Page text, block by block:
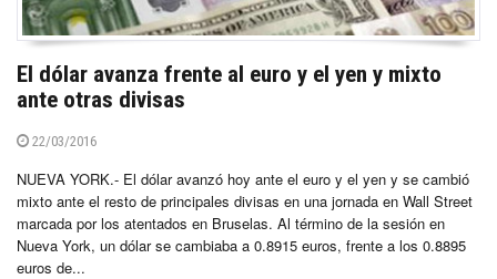
El dólar avanza frente al euro y el yen y mixto
ante otras divisas
22/03/2016
NUEVA YORK.- El dólar avanzó hoy ante el euro y el yen y se cambió
mixto ante el resto de principales divisas en una jornada en Wall Street
marcada por los atentados en Bruselas. Al término de la sesión en
Nueva York, un dólar se cambiaba a 0.8915 euros, frente a los 0.8895
euros de...